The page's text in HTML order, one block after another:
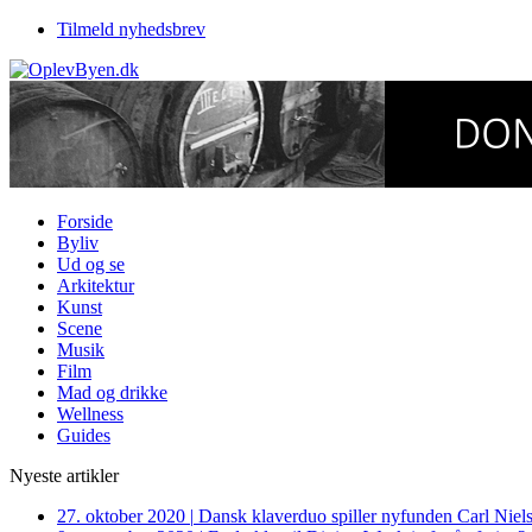
Tilmeld nyhedsbrev
Forside
Byliv
Ud og se
Arkitektur
Kunst
Scene
Musik
Film
Mad og drikke
Wellness
Guides
Nyeste artikler
27. oktober 2020 | Dansk klaverduo spiller nyfunden Carl